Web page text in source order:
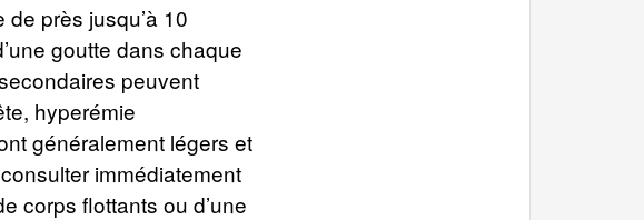
près jusqu’à 10
goutte dans chaque
peuvent
hyperémie
généralement légers et
immédiatement
corps flottants ou d’une